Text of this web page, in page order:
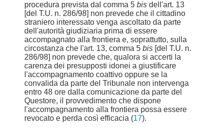
procedura prevista dal comma 5 bis dell'art. 13
[del T.U. n. 286/98] non prevede che il cittadino
straniero interessato venga ascoltato da parte
dell'autorità giudiziaria prima di essere
accompagnato alla frontiera e, soprattutto, sulla
circostanza che l'art. 13, comma 5 bis [del T.U. n.
286/98] non prevede che, qualora si accerti la
carenza dei presupposti idonei a giustificare
l'accompagnamento coattivo oppure se la
convalida da parte del Tribunale non intervenga
entro 48 ore dalla comunicazione da parte del
Questore, il provvedimento che dispone
l'accompagnamento alla frontiera possa essere
revocato e perda così efficacia (17).